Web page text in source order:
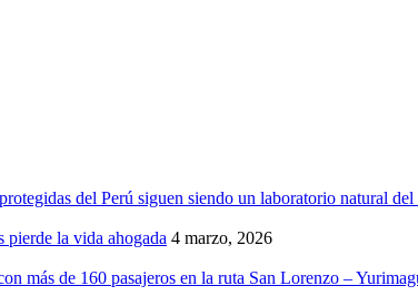
del Perú siguen siendo un laboratorio natural del
pierde la vida ahogada 4 marzo, 2026
más de 160 pasajeros en la ruta San Lorenzo –